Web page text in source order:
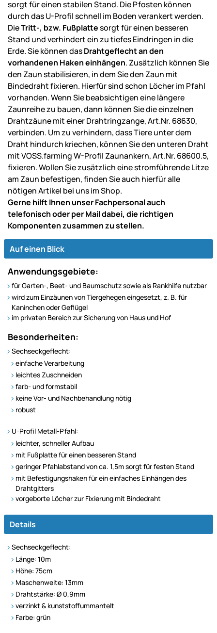
sorgt für einen stabilen Stand. Die Pfosten können
durch das U-Profil schnell im Boden verankert werden.
DieTritt-, bzw. Fußplattesorgt für einen besseren
Stand und verhindert ein zu tiefes Eindringen in die
Erde. Sie können dasDrahtgeflecht an den
vorhandenen Haken einhängen. Zusätzlich können Sie
den Zaun stabilisieren, in dem Sie den Zaun mit
Bindedraht fixieren. Hierfür sind schon Löcher im Pfahl
vorhanden. Wenn Sie beabsichtigen eine längere
Zaunreihe zu bauen, dann können Sie die einzelnen
Drahtzäune mit einer Drahtringzange, Art.Nr. 68630,
verbinden. Um zu verhindern, dass Tiere unter dem
Draht hindurch kriechen, können Sie den unteren Draht
mit VOSS.farming W-Profil Zaunankern, Art.Nr. 68600.5,
fixieren. Wollen Sie zusätzlich eine stromführende Litze
am Zaun befestigen, finden Sie auch hierfür alle
nötigen Artikel bei uns im Shop.
Gerne hilft Ihnen unser Fachpersonal auch
telefonisch oder per Mail dabei, die richtigen
Komponenten zusammen zu stellen.
Auf einen Blick
Anwendungsgebiete:
für Garten-, Beet- und Baumschutz sowie als Rankhilfe nutzbar
wird zum Einzäunen von Tiergehegen eingesetzt, z. B. für
Kaninchen oder Geflügel
im privaten Bereich zur Sicherung von Haus und Hof
Besonderheiten:
Sechseckgeflecht:
einfache Verarbeitung
leichtes Zuschneiden
farb- und formstabil
keine Vor- und Nachbehandlung nötig
robust
U-Profil Metall-Pfahl:
leichter, schneller Aufbau
mit Fußplatte für einen besseren Stand
geringer Pfahlabstand von ca. 1,5m sorgt für festen Stand
mit Befestigungshaken für ein einfaches Einhängen des
Drahtgitters
vorgeborte Löcher zur Fixierung mit Bindedraht
Details
Sechseckgeflecht:
Länge: 10m
Höhe: 75cm
Maschenweite: 13mm
Drahtstärke: Ø 0,9mm
verzinkt & kunststoffummantelt
Farbe: grün